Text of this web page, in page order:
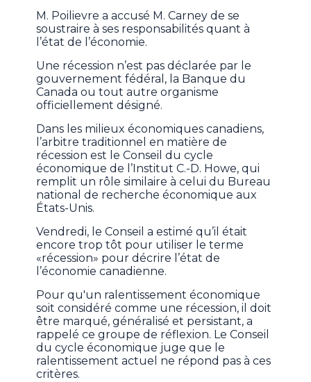
M. Poilievre a accusé M. Carney de se
soustraire à ses responsabilités quant à
l’état de l’économie.
Une récession n’est pas déclarée par le
gouvernement fédéral, la Banque du
Canada ou tout autre organisme
officiellement désigné.
Dans les milieux économiques canadiens,
l’arbitre traditionnel en matière de
récession est le Conseil du cycle
économique de l’Institut C.-D. Howe, qui
remplit un rôle similaire à celui du Bureau
national de recherche économique aux
États-Unis.
Vendredi, le Conseil a estimé qu’il était
encore trop tôt pour utiliser le terme
«récession» pour décrire l’état de
l’économie canadienne.
Pour qu'un ralentissement économique
soit considéré comme une récession, il doit
être marqué, généralisé et persistant, a
rappelé ce groupe de réflexion. Le Conseil
du cycle économique juge que le
ralentissement actuel ne répond pas à ces
critères.